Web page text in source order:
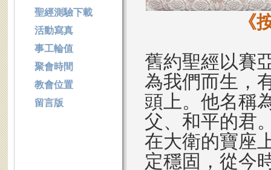
《
舊約聖經以賽
為我們而生，
頭上。他名稱
父、和平的君
在大衛的寶座
定穩固，從今
聖經測驗下載
活動寫真
事工輪值
聚會時間
教會位置
留言版